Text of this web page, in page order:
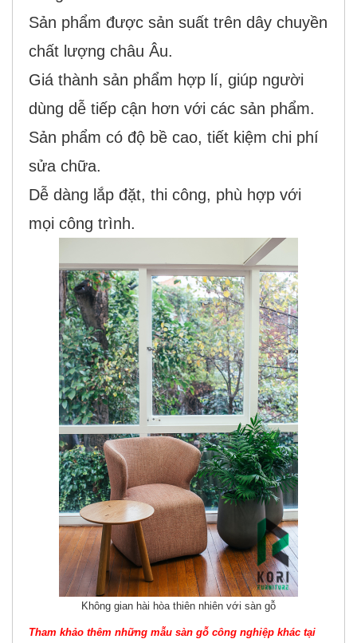
Sản phẩm được sản suất trên dây chuyền
chất lượng châu Âu.
Giá thành sản phẩm hợp lí, giúp người
dùng dễ tiếp cận hơn với các sản phẩm.
Sản phẩm có độ bề cao, tiết kiệm chi phí
sửa chữa.
Dễ dàng lắp đặt, thi công, phù hợp với
mọi công trình.
Không gian hài hòa thiên nhiên với sàn gỗ
Tham khảo thêm những mẫu sàn gỗ công nghiệp khác tại